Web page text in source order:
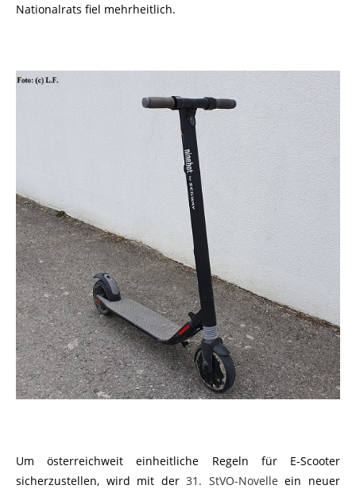
Nationalrats fiel mehrheitlich.
Um österreichweit einheitliche Regeln für E-Scooter
sicherzustellen, wird mit der31. StVO-Novelle ein neuer